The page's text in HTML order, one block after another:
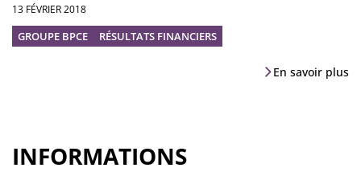
13 FÉVRIER 2018
GROUPE BPCE RÉSULTATS FINANCIERS
En savoir plus
INFORMATIONS